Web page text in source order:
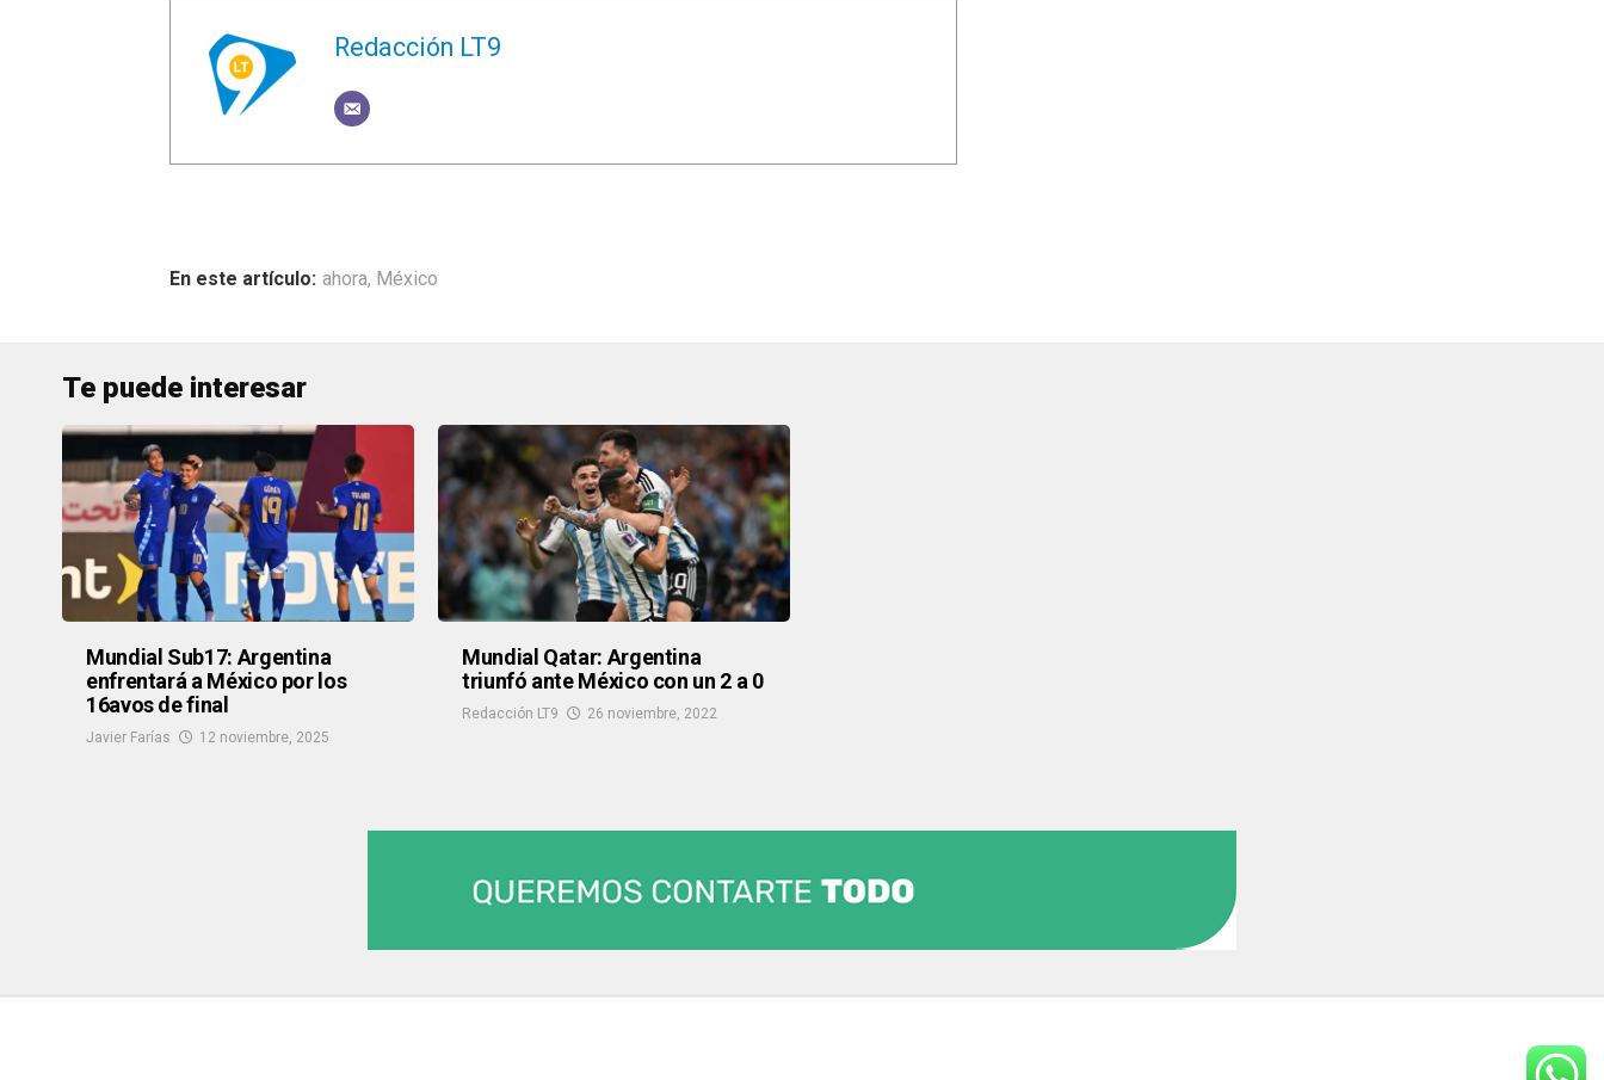
Redacción LT9
ahora, México
Te puede interesar
Mundial Sub17: Argentina
enfrentará a México por los
16avos de final
Javier Farías 12 noviembre, 2025
Mundial Qatar: Argentina
triunfó ante México con un 2 a 0
Redacción LT9 26 noviembre, 2022